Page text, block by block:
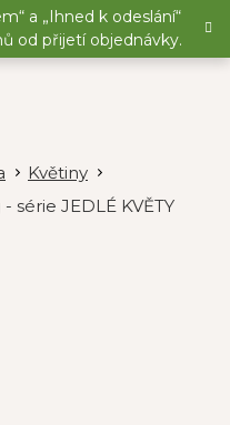
a „Ihned k odeslání“
od přijetí objednávky.
Květiny
série JEDLÉ KVĚTY